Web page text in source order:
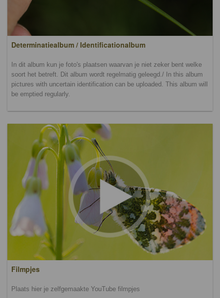
Determinatiealbum / Identificationalbum
In dit album kun je foto's plaatsen waarvan je niet zeker bent welke
soort het betreft. Dit album wordt regelmatig geleegd./ In this album
pictures with uncertain identification can be uploaded. This album will
be emptied regularly.
Filmpjes
Plaats hier je zelfgemaakte YouTube filmpjes